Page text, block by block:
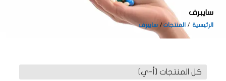
سايبرف
الرئيسية المنتجات سايبرف
كل المنتجات [أ-ي]